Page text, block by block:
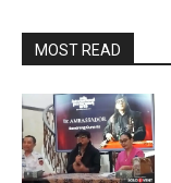
MOST READ